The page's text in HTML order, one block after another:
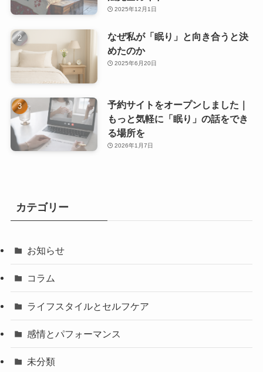
2025年12月1日
なぜ私が「眠り」と向き合うと決
めたのか
2025年6月20日
予約サイトをオープンしました｜
もっと気軽に「眠り」の話をでき
る場所を
2026年1月7日
カテゴリー
お知らせ
コラム
ライフスタイルとセルフケア
感情とパフォーマンス
未分類